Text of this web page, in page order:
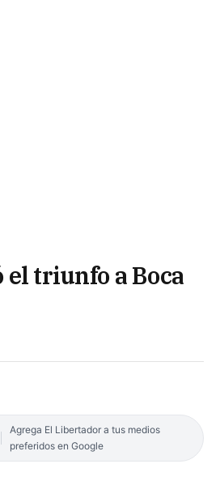
el triunfo a Boca
Agrega El Libertador a tus medios
preferidos en Google